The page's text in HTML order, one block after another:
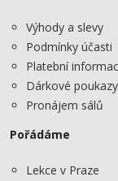
Výhody a slevy
Podmínky účasti
Platební
Dárkové poukazy
Pronájem sálů
Pořádáme
Lekce v Praze